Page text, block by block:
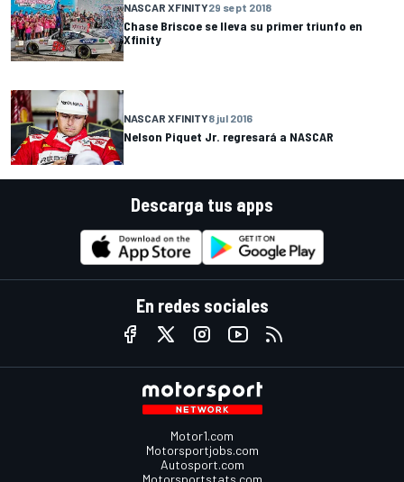
NASCAR XFINITY29 sept 2018
Chase Briscoe se lleva su primer triunfo en
Xfinity
NASCAR XFINITY8 jul 2016
Nelson Piquet Jr. regresará a NASCAR
Descarga tus apps
En redes sociales
Motor1.com
Motorsportjobs.com
Autosport.com